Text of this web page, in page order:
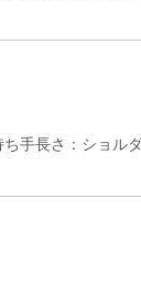
手長さ：ショル